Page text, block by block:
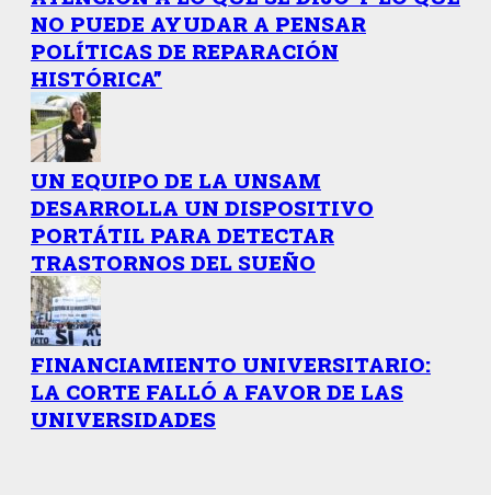
NO PUEDE AYUDAR A PENSAR
POLÍTICAS DE REPARACIÓN
HISTÓRICA”
UN EQUIPO DE LA UNSAM
DESARROLLA UN DISPOSITIVO
PORTÁTIL PARA DETECTAR
TRASTORNOS DEL SUEÑO
FINANCIAMIENTO UNIVERSITARIO:
LA CORTE FALLÓ A FAVOR DE LAS
UNIVERSIDADES